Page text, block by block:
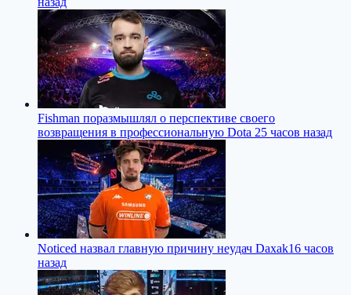
Fishman поразмышлял о перспективе своего
возвращения в профессиональную Dota 25 часов назад
Noticed назвал главную причину неудач Daxak16 часов
назад